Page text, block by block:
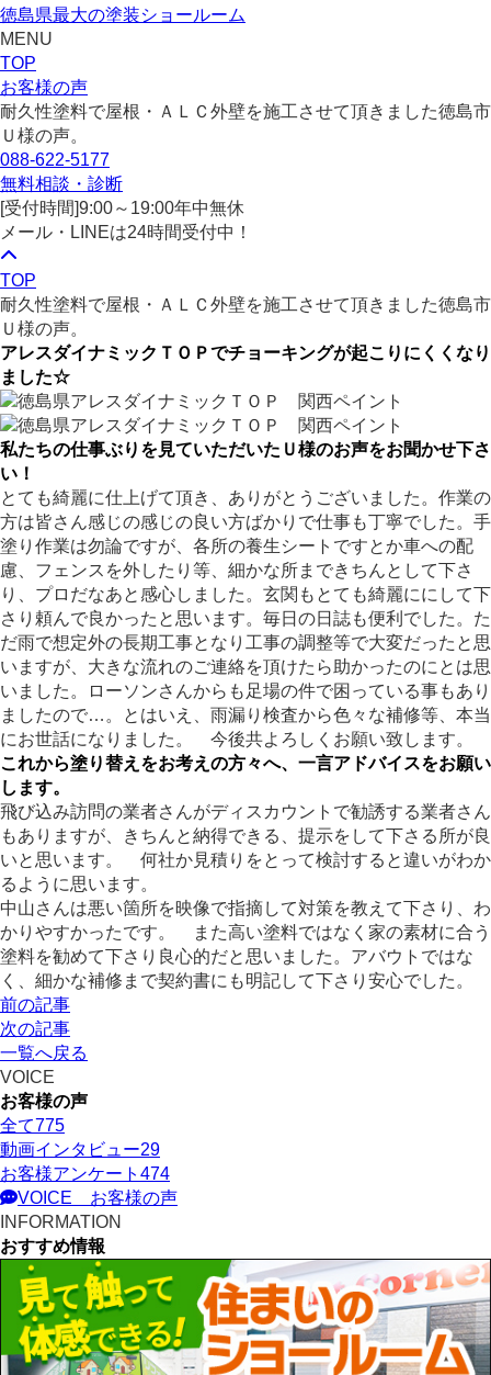
徳島県最大の塗装ショールーム
MENU
TOP
お客様の声
耐久性塗料で屋根・ＡＬＣ外壁を施工させて頂きました徳島市
Ｕ様の声。
088-622-5177
無料相談・診断
[受付時間]9:00～19:00年中無休
メール・LINEは24時間受付中！
TOP
耐久性塗料で屋根・ＡＬＣ外壁を施工させて頂きました徳島市
Ｕ様の声。
アレスダイナミックＴＯＰでチョーキングが起こりにくくなり
ました☆
私たちの仕事ぶりを見ていただいたＵ様のお声をお聞かせ下さ
い！
とても綺麗に仕上げて頂き、ありがとうございました。作業の
方は皆さん感じの感じの良い方ばかりで仕事も丁寧でした。手
塗り作業は勿論ですが、各所の養生シートですとか車への配
慮、フェンスを外したり等、細かな所まできちんとして下さ
り、プロだなあと感心しました。玄関もとても綺麗ににして下
さり頼んで良かったと思います。毎日の日誌も便利でした。た
だ雨で想定外の長期工事となり工事の調整等で大変だったと思
いますが、大きな流れのご連絡を頂けたら助かったのにとは思
いました。ローソンさんからも足場の件で困っている事もあり
ましたので…。とはいえ、雨漏り検査から色々な補修等、本当
にお世話になりました。 今後共よろしくお願い致します。
これから塗り替えをお考えの方々へ、一言アドバイスをお願い
します。
飛び込み訪問の業者さんがディスカウントで勧誘する業者さん
もありますが、きちんと納得できる、提示をして下さる所が良
いと思います。 何社か見積りをとって検討すると違いがわか
るように思います。
中山さんは悪い箇所を映像で指摘して対策を教えて下さり、わ
かりやすかったです。 また高い塗料ではなく家の素材に合う
塗料を勧めて下さり良心的だと思いました。アバウトではな
く、細かな補修まで契約書にも明記して下さり安心でした。
前の記事
次の記事
一覧へ戻る
VOICE
お客様の声
全て775
動画インタビュー29
お客様アンケート 474
VOICE
お客様の声
INFORMATION
おすすめ情報